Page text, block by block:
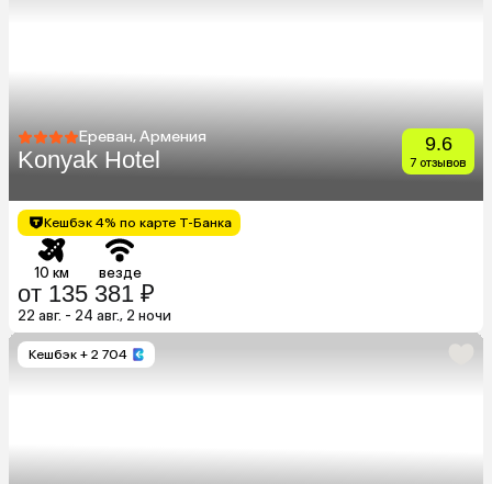
Ереван, Армения
Konyak Hotel
9.6
7 отзывов
Кешбэк 4% по карте Т-Банка
10 км везде
от 135 381 ₽
22 авг. - 24 авг., 2 ночи
Кешбэк + 2 704